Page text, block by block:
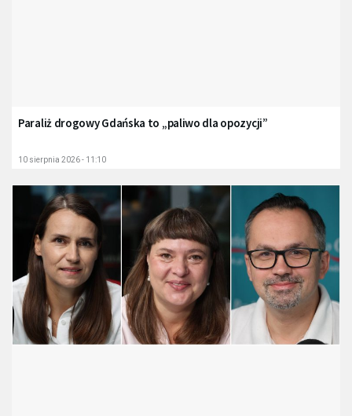
Paraliż drogowy Gdańska to „paliwo dla opozycji”
10 sierpnia 2026 - 11:10